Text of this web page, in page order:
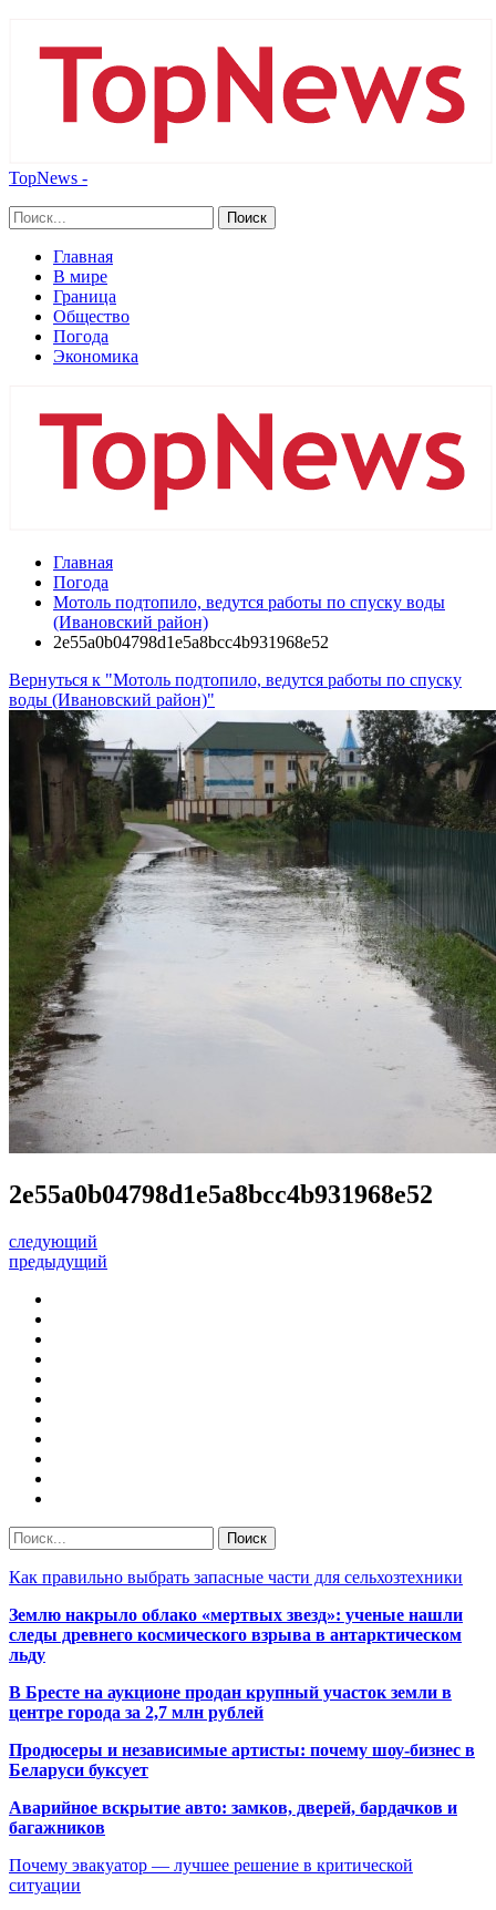
TopNews -
Главная
В мире
Граница
Общество
Погода
Экономика
Главная
Погода
Мотоль подтопило, ведутся работы по спуску воды
(Ивановский район)
2e55a0b04798d1e5a8bcc4b931968e52
Вернуться к "Мотоль подтопило, ведутся работы по спуску
воды (Ивановский район)"
2e55a0b04798d1e5a8bcc4b931968e52
следующий
предыдущий
Как правильно выбрать запасные части для сельхозтехники
Землю накрыло облако «мертвых звезд»: ученые нашли
следы древнего космического взрыва в антарктическом
льду
В Бресте на аукционе продан крупный участок земли в
центре города за 2,7 млн рублей
Продюсеры и независимые артисты: почему шоу-бизнес в
Беларуси буксует
Аварийное вскрытие авто: замков, дверей, бардачков и
багажников
Почему эвакуатор — лучшее решение в критической
ситуации